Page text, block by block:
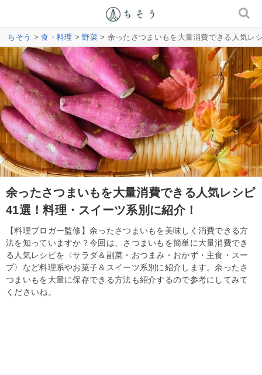
ちそう >食・料理 >野菜> 余ったさつまいもを大量消費できる人気レ
余ったさつまいもを大量消費できる人気レシピ
41選！料理・スイーツ系別に紹介！
【料理ブロガー監修】余ったさつまいもを美味しく消費できる方
法を知っていますか？今回は、さつまいもを簡単に大量消費でき
る人気レシピを〈サラダ＆副菜・おつまみ・おかず・主食・スー
プ〉など料理系やお菓子＆スイーツ系別に紹介します。余ったさ
つまいもを大量に保存できる方法も紹介するので参考にしてみて
くださいね。